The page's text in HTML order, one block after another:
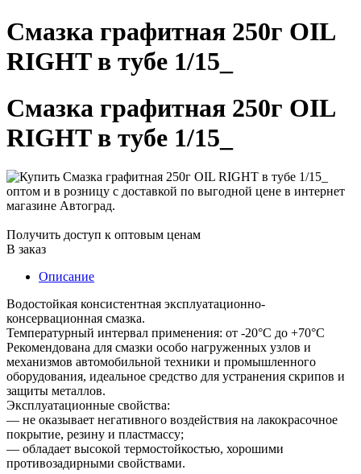
Смазка графитная 250г OIL
RIGHT в тубе 1/15_
Смазка графитная 250г OIL
RIGHT в тубе 1/15_
Получить доступ к оптовым ценам
В заказ
Описание
Водостойкая консистентная эксплуатационно-
консервационная смазка.
Температурный интервал применения: от -20°C до +70°C
Рекомендована для смазки особо нагруженных узлов и
механизмов автомобильной техники и промышленного
оборудования, идеальное средство для устранения скрипов и
защиты металлов.
Эксплуатационные свойства:
— не оказывает негативного воздействия на лакокрасочное
покрытие, резину и пластмассу;
— обладает высокой термостойкостью, хорошими
противозадирными свойствами.